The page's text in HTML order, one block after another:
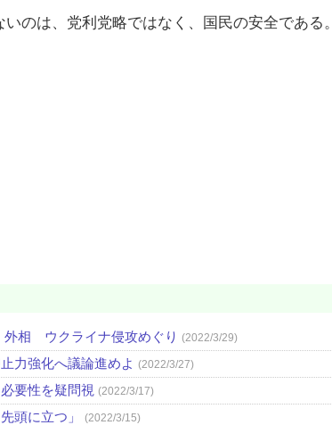
のは、党利党略ではなく、国民の安全である。
外相 ウクライナ侵攻めぐり (2022/3/29)
力強化へ議論進めよ (2022/3/27)
要性を疑問視 (2022/3/17)
頭に立つ」 (2022/3/15)